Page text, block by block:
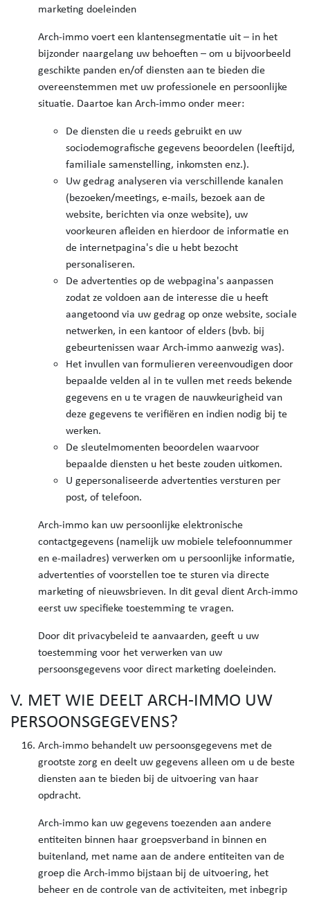
marketing doeleinden
Arch-immo voert een klantensegmentatie uit – in het
bijzonder naargelang uw behoeften – om u bijvoorbeeld
geschikte panden en/of diensten aan te bieden die
overeenstemmen met uw professionele en persoonlijke
situatie. Daartoe kan Arch-immo onder meer:
De diensten die u reeds gebruikt en uw
sociodemografische gegevens beoordelen (leeftijd,
familiale samenstelling, inkomsten enz.).
Uw gedrag analyseren via verschillende kanalen
(bezoeken/meetings, e-mails, bezoek aan de
website, berichten via onze website), uw
voorkeuren afleiden en hierdoor de informatie en
de internetpagina's die u hebt bezocht
personaliseren.
De advertenties op de webpagina's aanpassen
zodat ze voldoen aan de interesse die u heeft
aangetoond via uw gedrag op onze website, sociale
netwerken, in een kantoor of elders (bvb. bij
gebeurtenissen waar Arch-immo aanwezig was).
Het invullen van formulieren vereenvoudigen door
bepaalde velden al in te vullen met reeds bekende
gegevens en u te vragen de nauwkeurigheid van
deze gegevens te verifiëren en indien nodig bij te
werken.
De sleutelmomenten beoordelen waarvoor
bepaalde diensten u het beste zouden uitkomen.
U gepersonaliseerde advertenties versturen per
post, of telefoon.
Arch-immo kan uw persoonlijke elektronische
contactgegevens (namelijk uw mobiele telefoonnummer
en e-mailadres) verwerken om u persoonlijke informatie,
advertenties of voorstellen toe te sturen via directe
marketing of nieuwsbrieven. In dit geval dient Arch-immo
eerst uw specifieke toestemming te vragen.
Door dit privacybeleid te aanvaarden, geeft u uw
toestemming voor het verwerken van uw
persoonsgegevens voor direct marketing doeleinden.
V. MET WIE DEELT ARCH-IMMO UW
PERSOONSGEGEVENS?
Arch-immo behandelt uw persoonsgegevens met de
grootste zorg en deelt uw gegevens alleen om u de beste
diensten aan te bieden bij de uitvoering van haar
opdracht.
Arch-immo kan uw gegevens toezenden aan andere
entiteiten binnen haar groepsverband in binnen en
buitenland, met name aan de andere entiteiten van de
groep die Arch-immo bijstaan bij de uitvoering, het
beheer en de controle van de activiteiten, met inbegrip